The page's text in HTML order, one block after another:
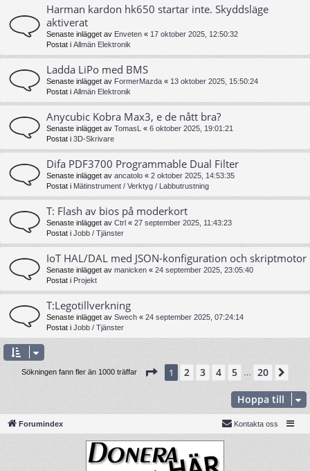
Harman kardon hk650 startar inte. Skyddsläge
aktiverat
Senaste inlägget av Enveten « 17 oktober 2025, 12:50:32
Postat i Allmän Elektronik
Ladda LiPo med BMS
Senaste inlägget av FormerMazda « 13 oktober 2025, 15:50:24
Postat i Allmän Elektronik
Anycubic Kobra Max3, e de nått bra?
Senaste inlägget av TomasL « 6 oktober 2025, 19:01:21
Postat i 3D-Skrivare
Difa PDF3700 Programmable Dual Filter
Senaste inlägget av ancatolo « 2 oktober 2025, 14:53:35
Postat i Mätinstrument / Verktyg / Labbutrustning
T: Flash av bios på moderkort
Senaste inlägget av Ctrl « 27 september 2025, 11:43:23
Postat i Jobb / Tjänster
IoT HAL/DAL med JSON-konfiguration och skriptmotor
Senaste inlägget av manicken « 24 september 2025, 23:05:40
Postat i Projekt
T:Legotillverkning
Senaste inlägget av Swech « 24 september 2025, 07:24:14
Postat i Jobb / Tjänster
Sökningen fann fler än 1000 träffar Sida 1av20
1 2 3 4 5 20
Hoppa till
Forumindex Kontakta oss